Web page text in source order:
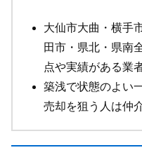
大仙市大曲・横手
田市・県北・県南
点や実績がある業
築浅で状態のよい
売却を狙う人は仲